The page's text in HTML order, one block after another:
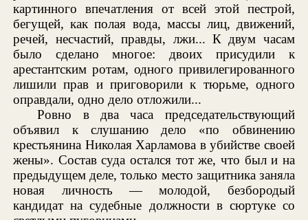
картинного впечатления от всей этой пестрой,
бегущей, как полая вода, массы лиц, движений,
речей, несчастий, правды, лжи... К двум часам
было сделано многое: двоих присудили к
арестантским ротам, одного привилегированного
лишили прав и приговорили к тюрьме, одного
оправдали, одно дело отложили...
Ровно в два часа председательствующий
объявил к слушанию дело «по обвинению
крестьянина Николая Харламова в убийстве своей
жены». Состав суда остался тот же, что был и на
предыдущем деле, только место защитника заняла
новая личность — молодой, безбородый
кандидат на судебные должности в сюртуке со